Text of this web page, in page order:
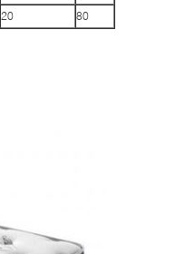
20 80